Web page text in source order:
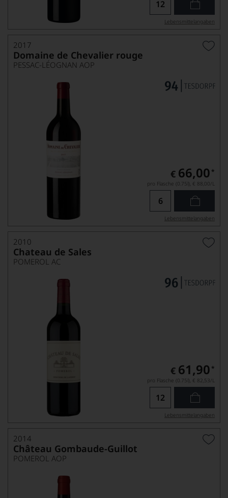
Lebensmittel­angaben
2017
Domaine de Chevalier rouge
PESSAC-LÉOGNAN AOP
€ 66,00 *
pro Flasche (0.75l), € 88,00/L
Lebensmittel­angaben
2010
Chateau de Sales
POMEROL AC
€ 61,90 *
pro Flasche (0.75l), € 82,53/L
Lebensmittel­angaben
2014
Château Gombaude-Guillot
POMEROL AOP